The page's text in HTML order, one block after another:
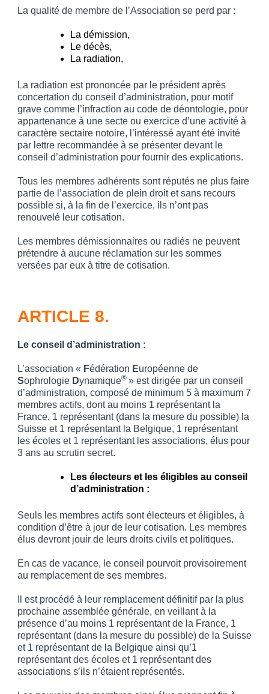
La qualité de membre de l’Association se perd par :
La démission,
Le décès,
La radiation,
La radiation est prononcée par le président après
concertation du conseil d’administration, pour motif
grave comme l’infraction au code de déontologie, pour
appartenance à une secte ou exercice d’une activité à
caractère sectaire notoire, l’intéressé ayant été invité
par lettre recommandée à se présenter devant le
conseil d’administration pour fournir des explications.
Tous les membres adhérents sont réputés ne plus faire
partie de l’association de plein droit et sans recours
possible si, à la fin de l’exercice, ils n’ont pas
renouvelé leur cotisation.
Les membres démissionnaires ou radiés ne peuvent
prétendre à aucune réclamation sur les sommes
versées par eux à titre de cotisation.
ARTICLE 8.
Le conseil d’administration :
L’association « Fédération Européenne de
Sophrologie Dynamique® » est dirigée par un conseil
d’administration, composé de minimum 5 à maximum 7
membres actifs, dont au moins 1 représentant la
France, 1 représentant (dans la mesure du possible) la
Suisse et 1 représentant la Belgique, 1 représentant
les écoles et 1 représentant les associations, élus pour
3 ans au scrutin secret.
Les électeurs et les éligibles au conseil
d’administration :
Seuls les membres actifs sont électeurs et éligibles, à
condition d’être à jour de leur cotisation. Les membres
élus devront jouir de leurs droits civils et politiques.
En cas de vacance, le conseil pourvoit provisoirement
au remplacement de ses membres.
Il est procédé à leur remplacement définitif par la plus
prochaine assemblée générale, en veillant à la
présence d’au moins 1 représentant de la France, 1
représentant (dans la mesure du possible) de la Suisse
et 1 représentant de la Belgique ainsi qu’1
représentant des écoles et 1 représentant des
associations s’ils n’étaient représentés.